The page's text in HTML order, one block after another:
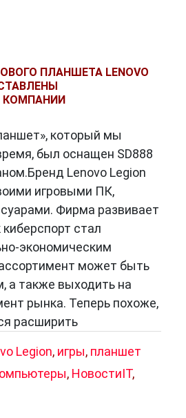
ПЛАНШЕТА LENOVO
КОМПАНИИ
который мы
был оснащен SD888
Lenovo Legion
игровыми ПК,
Фирма развивает
киберспорт стал
экономическим
может быть
а также выходить на
рынка. Теперь похоже,
расширить
Legion, игры, планшет
, НовостиIT,